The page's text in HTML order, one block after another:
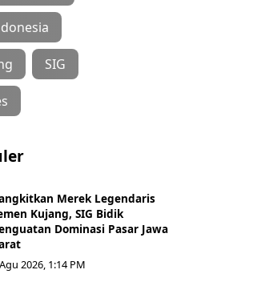
SIG
Merek Legendaris
Kujang, SIG Bidik
Dominasi Pasar Jawa
2026, 1:14 PM